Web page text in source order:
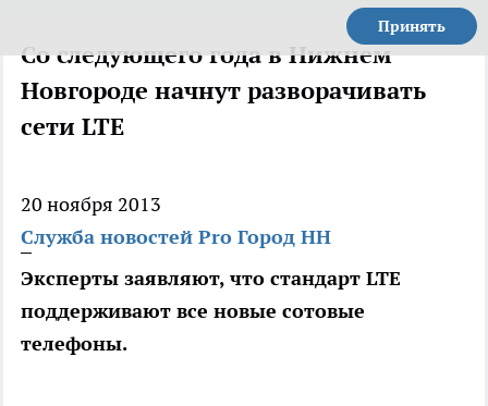
Принять
Со следующего года в Нижнем
Новгороде начнут разворачивать
сети LTE
20 ноября 2013
Служба новостей Pro Город НН
Эксперты заявляют, что стандарт LTE
поддерживают все новые сотовые
телефоны.